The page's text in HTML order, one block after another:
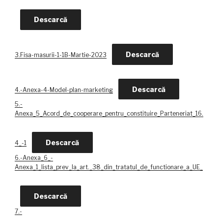
Descarcă
3.Fisa-masurii-1-1B-Martie-2023 Descarcă
4.-Anexa-4-Model-plan-marketing Descarcă
5.-
Anexa_5_Acord_de_cooperare_pentru_constituire_Parteneriat_16.
4_-1 Descarcă
6.-Anexa_6_-
Anexa_1_lista_prev_la_art._38_din_tratatul_de_functionare_a_UE_
Descarcă
7.-